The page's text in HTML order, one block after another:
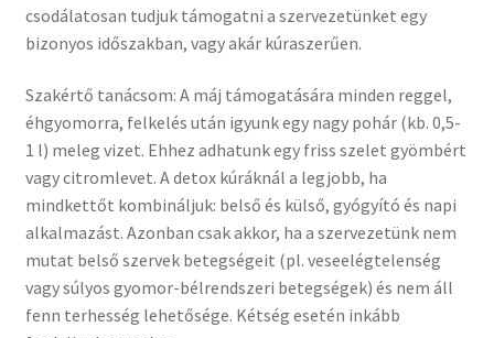
csodálatosan tudjuk támogatni a szervezetünket egy
bizonyos időszakban, vagy akár kúraszerűen.
Szakértő tanácsom: A máj támogatására minden reggel,
éhgyomorra, felkelés után igyunk egy nagy pohár (kb. 0,5-
1 l) meleg vizet. Ehhez adhatunk egy friss szelet gyömbért
vagy citromlevet. A detox kúráknál a legjobb, ha
mindkettőt kombináljuk: belső és külső, gyógyító és napi
alkalmazást. Azonban csak akkor, ha a szervezetünk nem
mutat belső szervek betegségeit (pl. veseelégtelenség
vagy súlyos gyomor-bélrendszeri betegségek) és nem áll
fenn terhesség lehetősége. Kétség esetén inkább